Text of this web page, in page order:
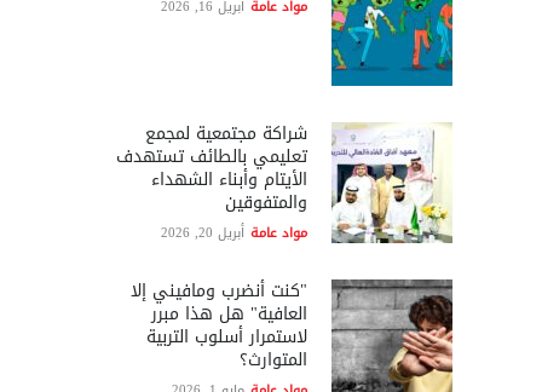
مواد عامة أبريل 16, 2026
شراكة مجتمعية لمجمع
تعليمي بالطائف تستهدف
الأيتام وأبناء الشهداء
والمتفوقين
مواد عامة أبريل 20, 2026
"كنت أنضرب ومافيني إلا
العافية" هل هذا مبرر
لاستمرار أسلوب التربية
المتوارث؟